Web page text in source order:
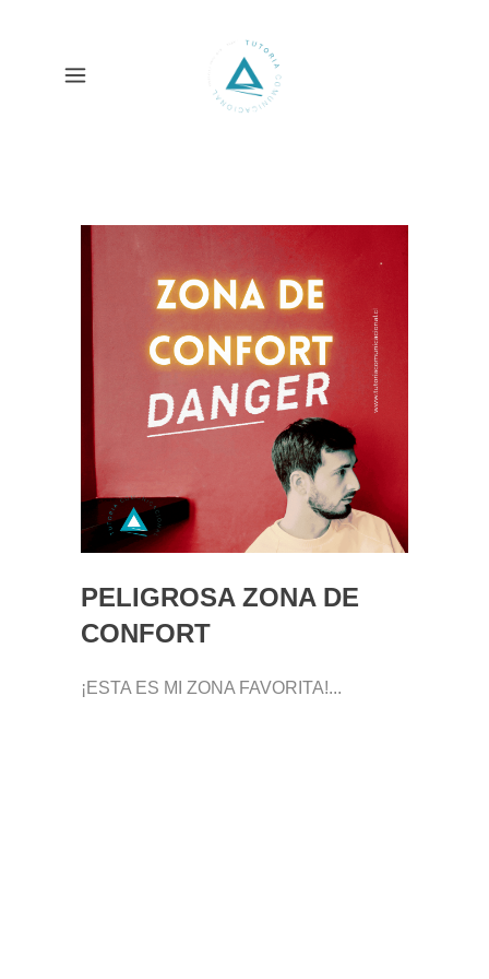
PELIGROSA ZONA DE
CONFORT
¡ESTA ES MI ZONA FAVORITA!...